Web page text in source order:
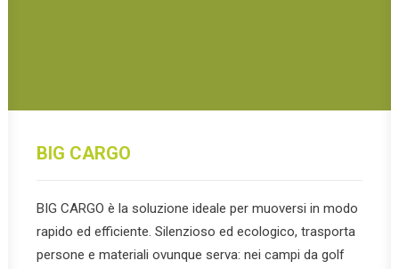
BIG CARGO
BIG CARGO è la soluzione ideale per muoversi in modo
rapido ed efficiente. Silenzioso ed ecologico, trasporta
persone e materiali ovunque serva: nei campi da golf